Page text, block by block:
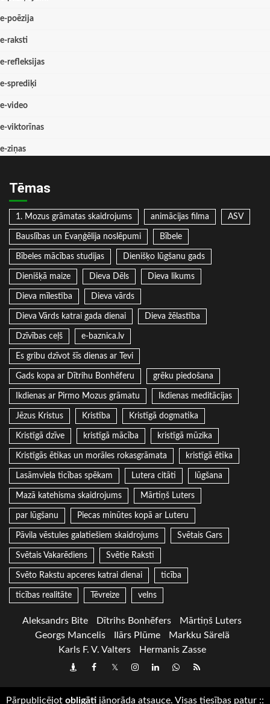
e-poēzija
e-raksti
e-refleksijas
e-sprediķi
e-video
e-viktorīnas
e-ziņas
Tēmas
1. Mozus grāmatas skaidrojums animācijas filma ASV
Bauslības un Evaņģēlija noslēpumi Bībele
Bībeles mācības studijas Dienišķo lūgšanu gads
Dienišķā maize Dieva Dēls Dieva likums
Dieva mīlestība Dieva vārds
Dieva Vārds katrai gada dienai Dieva žēlastība
Dzīvības ceļš e-baznica.lv
Es gribu dzīvot šīs dienas ar Tevi
Gads kopa ar Dītrihu Bonhēferu grēku piedošana
Ikdienas ar Pirmo Mozus grāmatu Ikdienas meditācijas
Jēzus Kristus Kristība Kristīgā dogmatika
Kristīgā dzīve kristīgā mācība kristīgā mūzika
Kristīgās ētikas un morāles rokasgrāmata kristīgā ētika
Lasāmviela ticības spēkam Lutera citāti lūgšana
Mazā katehisma skaidrojums Mārtiņš Luters
par lūgšanu Piecas minūtes kopā ar Luteru
Pāvila vēstules galatiešiem skaidrojums Svētais Gars
Svētais Vakarēdiens Svētie Raksti
Svēto Rakstu apceres katrai dienai ticība
ticības realitāte Tēvreize velns
Aleksandrs Bite Dītrihs Bonhēfers
Mārtiņš Luters
Georgs Mancelis
Ilārs Plūme
Markku Särelä
Karls F. V. Valters
Hermanis Zasse
DraugiemFacebook
TwitterInstagram
LinkedInwhatsapp
RSS
Pārpublicējot obligāti jānorāda atsauce. Visas tiesības patur ::